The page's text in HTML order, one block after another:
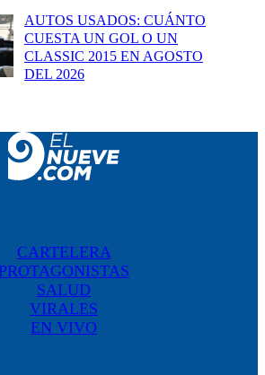
AUTOS USADOS: CUÁNTO
CUESTA UN GOL O UN
CLASSIC 2015 EN AGOSTO
DEL 2026
CARTELERA
PROTAGONISTAS
SALUD
VIRALES
EN VIVO